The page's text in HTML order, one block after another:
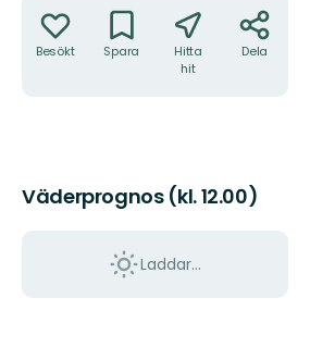
Besökt Spara
Hitta
hit
Dela
Väderprognos (kl. 12.00)
Laddar...